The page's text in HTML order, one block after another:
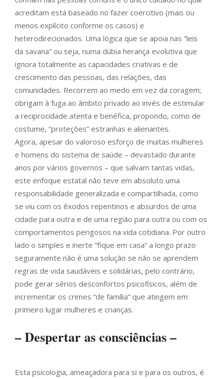
acreditam está baseado no fazer coercitivo (mais ou
menos explícito conforme os casos) e
heterodirecionados. Uma lógica que se apoia nas “leis
da savana” ou seja, numa dúbia herança evolutiva que
ignora totalmente as capacidades criativas e de
crescimento das pessoas, das relações, das
comunidades. Recorrem ao medo em vez da coragem;
obrigam à fuga ao âmbito privado ao invés de estimular
a reciprocidade atenta e benéfica, propondo, como de
costume, “proteções” estranhas e alienantes.
Agora, apesar do valoroso esforço de muitas mulheres
e homens do sistema de saúde – devastado durante
anos por vários governos – que salvam tantas vidas,
este enfoque estatal não teve em absoluto uma
responsabilidade generalizada e compartilhada, como
se viu com os êxodos repentinos e absurdos de uma
cidade para outra e de uma região para outra ou com os
comportamentos perigosos na vida cotidiana. Por outro
lado o simples e inerte “fique em casa” a longo prazo
seguramente não é uma solução se não se aprendem
regras de vida saudáveis e solidárias, pelo contrário,
pode gerar sérios desconfortos psicofísicos, além de
incrementar os crimes “de família” que atingem em
primeiro lugar mulheres e crianças.
– Despertar as consciências –
Esta psicologia, ameaçadora para si e para os outros, é